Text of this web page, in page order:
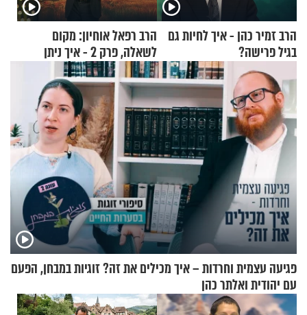
הרב זמיר כהן - איך לחיות גם
בגיל פרישה?
הרב רפאל אוחיון: מקום
לשאלה, פרק 2 - איך ניתן
להוכיח שהתורה משמיים?
פגיעה עצמית וחרדות – איך מכילים את זה? זוגיות במבחן, הפעם
עם יהודית ואלתר כהן